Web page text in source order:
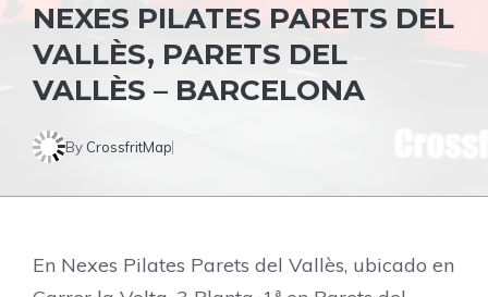
NEXES PILATES PARETS DEL
VALLÈS, PARETS DEL
VALLÈS – BARCELONA
By CrossfritMap
En Nexes Pilates Parets del Vallès, ubicado en